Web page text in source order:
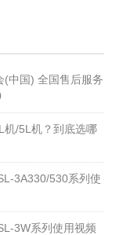
(中国) 全国售后服务
机/5L机？到底选哪
3A330/530系列使
3W系列使用视频